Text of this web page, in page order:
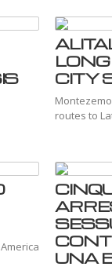
CITY
routes to
UNA